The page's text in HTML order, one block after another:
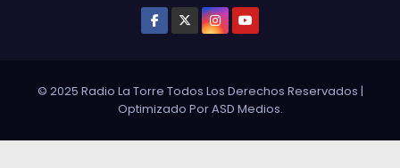
© 2025 Radio La Torre Todos Los Derechos Reservados |
Optimizado PorASD Medios.